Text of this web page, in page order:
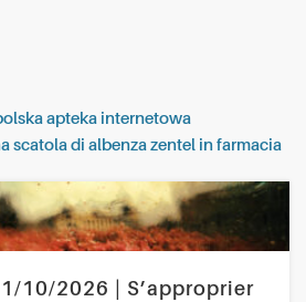
apteka internetowa
scatola di albenza zentel in farmacia
10/2026 | S’approprier